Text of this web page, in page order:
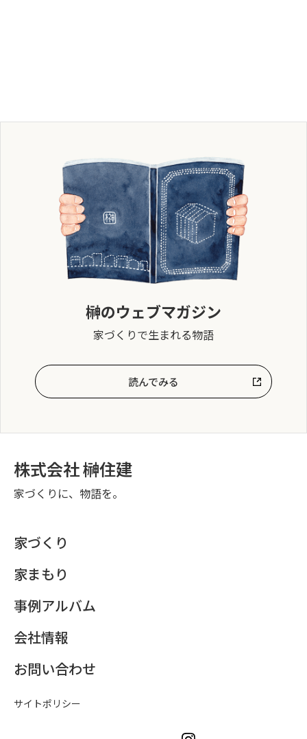
榊のウェブマガジン
家づくりで生まれる物語
読んでみる
株式会社 榊住建
家づくりに、物語を。
家づくり
家まもり
事例アルバム
会社情報
お問い合わせ
サイトポリシー